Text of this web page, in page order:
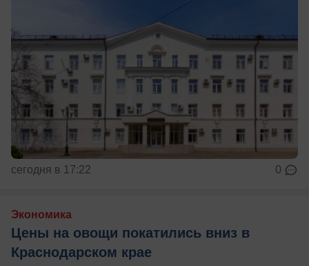
сегодня в 17:22 0
Экономика
Цены на овощи покатились вниз в
Краснодарском крае